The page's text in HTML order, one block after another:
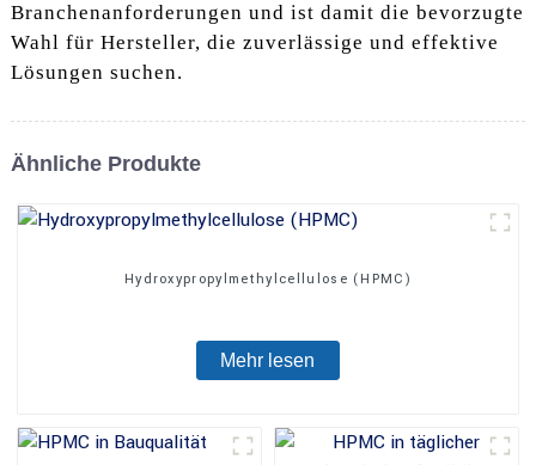
Branchenanforderungen und ist damit die bevorzugte
Wahl für Hersteller, die zuverlässige und effektive
Lösungen suchen.
Ähnliche Produkte
Hydroxypropylmethylcellulose (HPMC)
Mehr lesen